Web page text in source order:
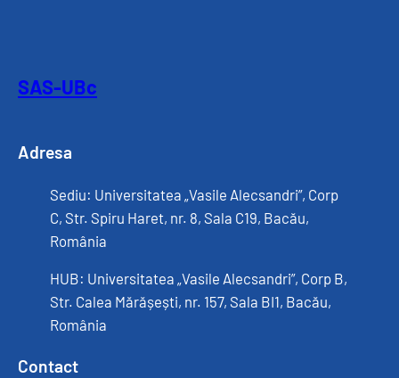
SAS-UBc
Adresa
Sediu: Universitatea „Vasile Alecsandri”, Corp
C, Str. Spiru Haret, nr. 8, Sala C19, Bacău,
România
HUB: Universitatea „Vasile Alecsandri”, Corp B,
Str. Calea Mărășești, nr. 157, Sala BI1, Bacău,
România
Contact